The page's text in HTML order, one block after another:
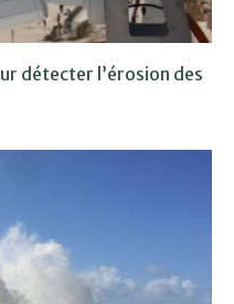
détecter l’érosion des